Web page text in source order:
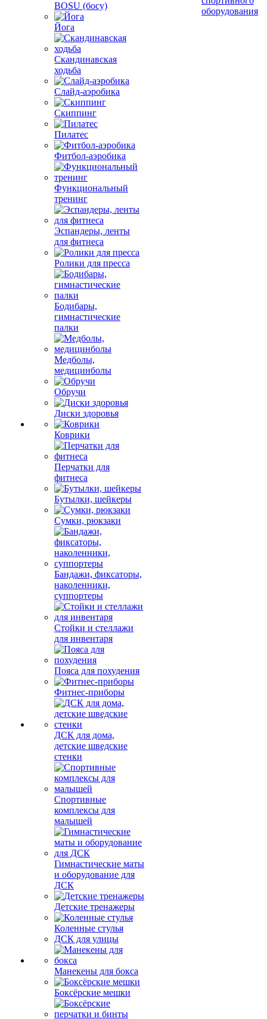
BOSU (босу)
Йога
Скандинавская
ходьба
Слайд-аэробика
Скиппинг
Пилатес
Фитбол-аэробика
Функциональный
тренинг
Эспандеры, ленты
для фитнеса
Ролики для пресса
Бодибары,
гимнастические
палки
Медболы,
медицинболы
Обручи
Диски здоровья
Коврики
Перчатки для
фитнеса
Бутылки, шейкеры
Сумки, рюкзаки
Бандажи, фиксаторы,
наколенники,
суппортеры
Стойки и стеллажи
для инвентаря
Пояса для похудения
Фитнес-приборы
ДСК для дома,
детские шведские
стенки
Спортивные
комплексы для
малышей
Гимнастические маты
и оборудование для
ДСК
Детские тренажеры
Коленные стулья
ДСК для улицы
Манекены для бокса
Боксёрские мешки
оборудования